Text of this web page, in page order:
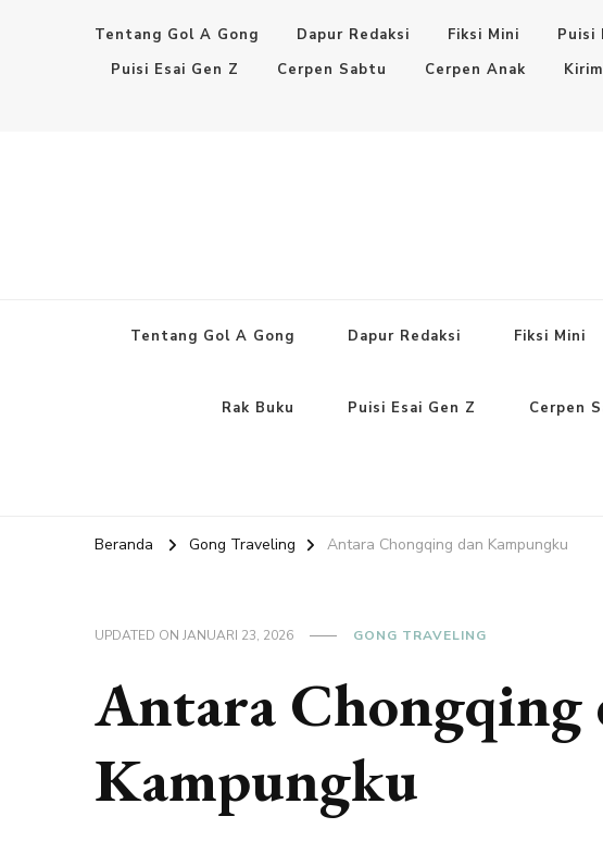
Tentang Gol A Gong Dapur Redaksi Fiksi Mini Puisi
Puisi Esai Gen Z
Cerpen Sabtu Cerpen Anak
Tentang Gol A Gong Dapur Redaksi Fiksi Mini
Rak Buku Puisi Esai Gen Z Cerpen
Beranda Gong Traveling Antara Chongqing dan Kampungku
UPDATED ON JANUARI 23, 2026 GONG TRAVELING
Antara Chongqing
Kampungku